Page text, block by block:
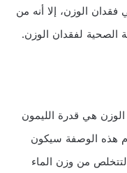
الوزن، إلا أنه من
الصحية لفقدان الوزن.
هي قدرة الليمون
هذه الوصفة سيكون
من وزن الماء